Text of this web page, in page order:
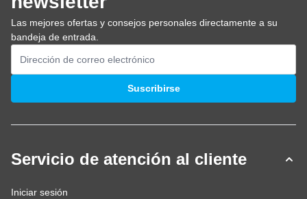
Las mejores ofertas y consejos personales directamente a su
bandeja de entrada.
Dirección de email
Suscribirse
Servicio de atención al cliente
Iniciar sesión